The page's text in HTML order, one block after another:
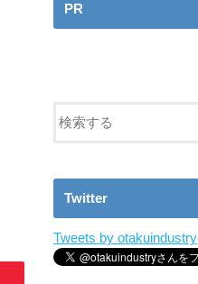
PR
Twitter
Tweets by otakuindustry